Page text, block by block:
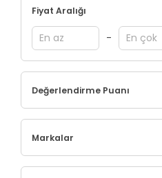
Fiyat Aralığı
-
Değerlendirme Puanı
Markalar